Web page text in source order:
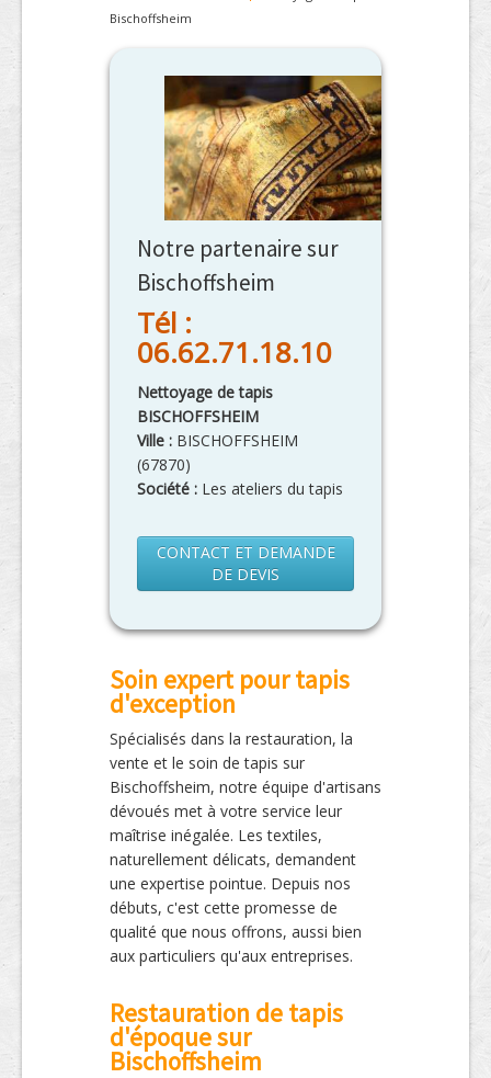
Bischoffsheim
Notre partenaire sur
Bischoffsheim
Tél :
06.62.71.18.10
Nettoyage de tapis
BISCHOFFSHEIM
Ville : BISCHOFFSHEIM
(67870)
Société : Les ateliers du tapis
CONTACT ET DEMANDE
DE DEVIS
Soin expert pour tapis
d'exception
Spécialisés dans la restauration, la
vente et le soin de tapis sur
Bischoffsheim, notre équipe d'artisans
dévoués met à votre service leur
maîtrise inégalée. Les textiles,
naturellement délicats, demandent
une expertise pointue. Depuis nos
débuts, c'est cette promesse de
qualité que nous offrons, aussi bien
aux particuliers qu'aux entreprises.
Restauration de tapis
d'époque sur
Bischoffsheim